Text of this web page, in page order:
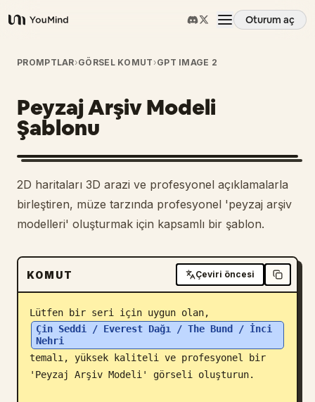
YouMind
Oturum aç
Genel Bakış
Kullanım Senaryoları
Beceriler
İstemler
İndir
Blog
Güncellemeler
PROMPTLAR›GÖRSEL KOMUT ›GPT IMAGE 2
Peyzaj Arşiv Modeli
Şablonu
2D haritaları 3D arazi ve profesyonel açıklamalarla
birleştiren, müze tarzında profesyonel 'peyzaj arşiv
modelleri' oluşturmak için kapsamlı bir şablon.
KOMUT Çeviri öncesi
Lütfen bir seri için uygun olan,
Çin Seddi / Everest Dağı / The Bund / İnci
Nehri
temalı, yüksek kaliteli ve profesyonel bir
'Peyzaj Arşiv Modeli' görseli oluşturun.